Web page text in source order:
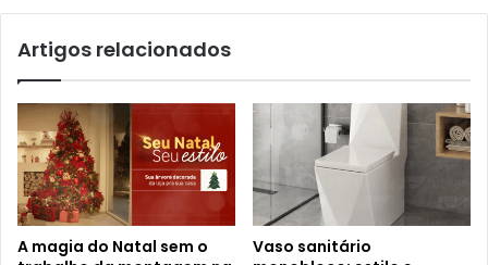
Artigos relacionados
A magia do Natal sem o
Vaso sanitário